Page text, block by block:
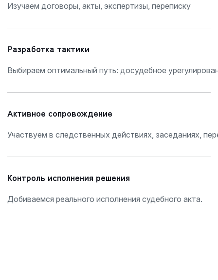
Изучаем договоры, акты, экспертизы, переписку
Разработка тактики
Выбираем оптимальный путь: досудебное
Активное сопровождение
Участвуем в следственных действиях, заседаниях,
Контроль исполнения решения
Добиваемся реального исполнения судебного акта.